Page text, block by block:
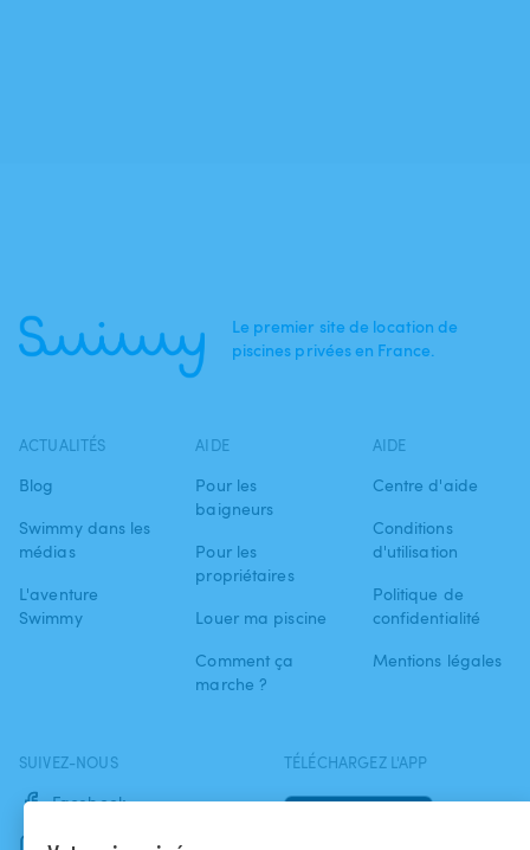
Le premier site de location de
piscines privées en France.
ACTUALITÉS
Blog
Swimmy dans les
médias
L'aventure
Swimmy
AIDE
Pour les
baigneurs
Pour les
propriétaires
Louer ma piscine
Comment ça
marche ?
AIDE
Centre d'aide
Conditions
d'utilisation
Politique de
confidentialité
Mentions légales
SUIVEZ-NOUS
Facebook
Instagram
TÉLÉCHARGEZ L'APP